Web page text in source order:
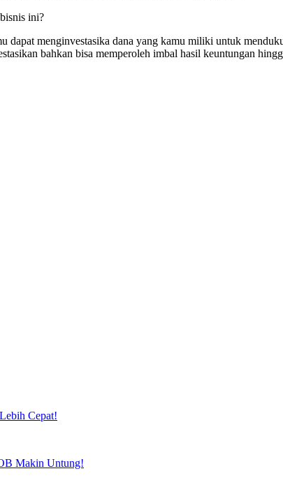
ini?
dapat menginvestasika dana yang kamu miliki untuk
bahkan bisa memperoleh imbal hasil keuntungan
Cepat!
Makin Untung!